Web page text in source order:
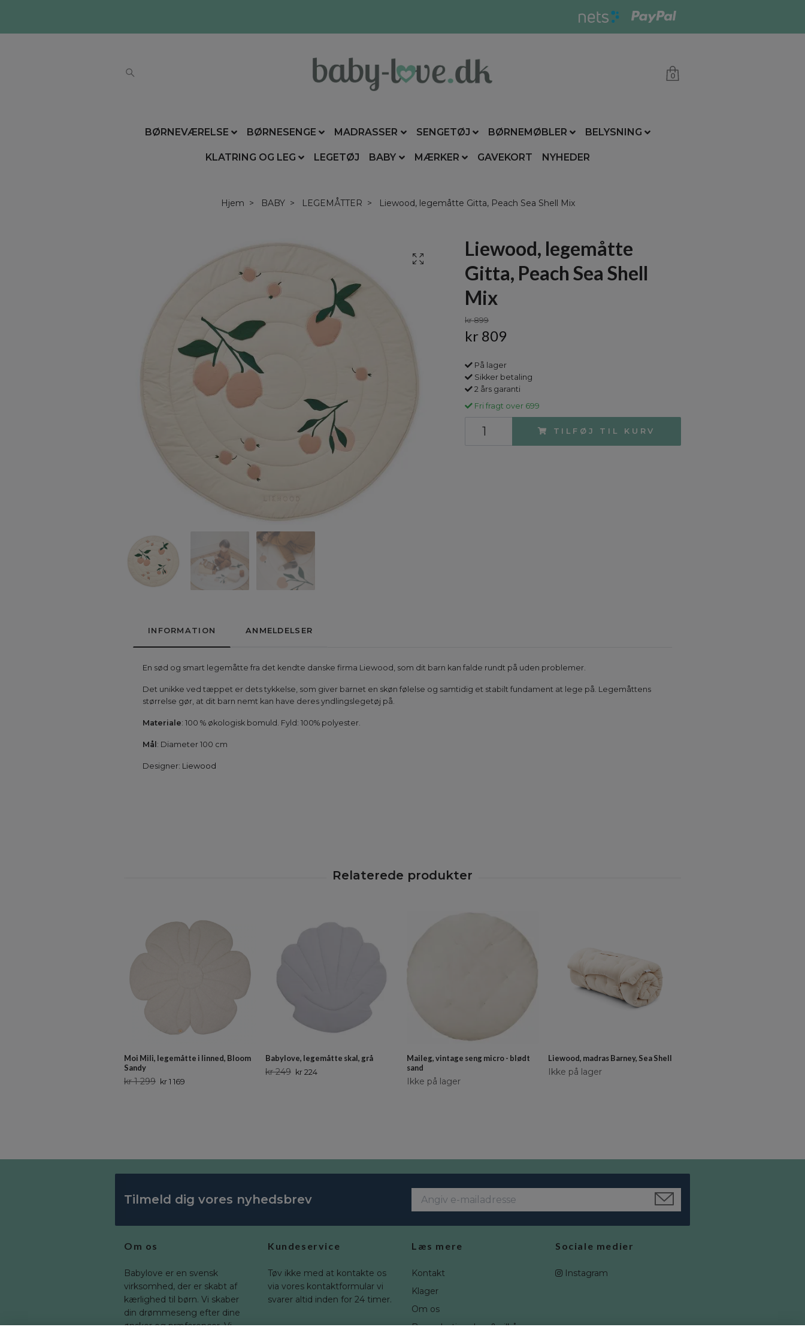
0
BØRNEVÆRELSE BØRNESENGE MADRASSER SENGETØJ BØRNEMØBLER BELYSNING
KLATRING OG LEG LEGETØJ BABY MÆRKER GAVEKORT NYHEDER
Hjem BABY LEGEMÅTTER Liewood, legemåtte Gitta, Peach Sea Shell Mix
Liewood, legemåtte
Gitta, Peach Sea Shell
Mix
kr 899
kr 809
På lager
Sikker betaling
2 års garanti
Fri fragt over 699
TILFØJ TIL KURV
INFORMATION ANMELDELSER
En sød og smart legemåtte fra det kendte danske firma Liewood, som dit barn kan falde rundt på uden problemer.
Det unikke ved tæppet er dets tykkelse, som giver barnet en skøn følelse og samtidig et stabilt fundament at lege på. Legemåttens
størrelse gør, at dit barn nemt kan have deres yndlingslegetøj på.
Materiale: 100 % økologisk bomuld. Fyld: 100% polyester.
Mål : Diameter 100 cm
Designer: Liewood
Moi Mili, legemåtte i linned, Bloom
Sandy
kr 1 299 kr 1 169
Babylove, legemåtte skal, grå
kr 249 kr 224
Maileg, vintage seng micro - blødt
sand
Ikke på lager
Liewood, madras Barney, Sea Shell
Ikke på lager
Tilmeld dig vores nyhedsbrev
Om os
Babylove er en svensk
virksomhed, der er skabt af
kærlighed til børn. Vi skaber
din drømmeseng efter dine
ønsker og præferencer. Vi
Kundeservice
Tøv ikke med at kontakte os
via vores kontaktformular vi
svarer altid inden for 24 timer.
Læs mere
Kontakt
Klager
Om os
Brugerbetingelser & vilkår
Sociale medier
Instagram